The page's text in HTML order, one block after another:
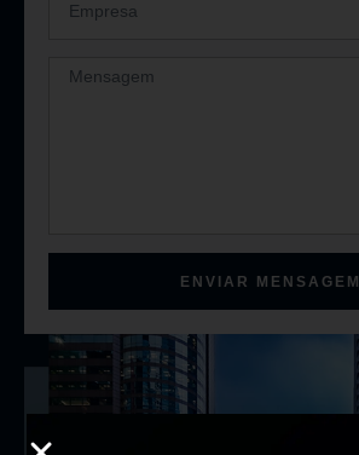
ENVIAR MENSAGEM